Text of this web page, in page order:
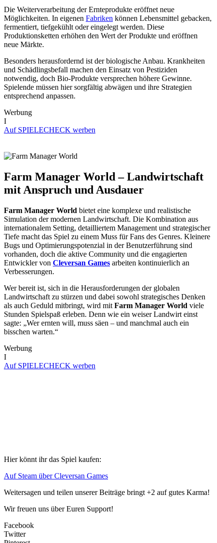
Die Weiterverarbeitung der Ernteprodukte eröffnet neue
Möglichkeiten. In eigenen Fabriken können Lebensmittel gebacken,
fermentiert, tiefgekühlt oder eingelegt werden. Diese
Produktionsketten erhöhen den Wert der Produkte und eröffnen
neue Märkte.
Besonders herausfordernd ist der biologische Anbau. Krankheiten
und Schädlingsbefall machen den Einsatz von Pestiziden
notwendig, doch Bio-Produkte versprechen höhere Gewinne.
Spielende müssen hier sorgfältig abwägen und ihre Strategien
entsprechend anpassen.
Werbung
I
Auf SPIELECHECK werben
Farm Manager World – Landwirtschaft
mit Anspruch und Ausdauer
Farm Manager World bietet eine komplexe und realistische
Simulation der modernen Landwirtschaft. Die Kombination aus
internationalem Setting, detailliertem Management und strategischer
Tiefe macht das Spiel zu einem Muss für Fans des Genres. Kleinere
Bugs und Optimierungspotenzial in der Benutzerführung sind
vorhanden, doch die aktive Community und die engagierten
Entwickler von Cleversan Games arbeiten kontinuierlich an
Verbesserungen.
Wer bereit ist, sich in die Herausforderungen der globalen
Landwirtschaft zu stürzen und dabei sowohl strategisches Denken
als auch Geduld mitbringt, wird mit Farm Manager World viele
Stunden Spielspaß erleben. Denn wie ein weiser Landwirt einst
sagte: „Wer ernten will, muss säen – und manchmal auch ein
bisschen warten.“
Werbung
I
Auf SPIELECHECK werben
Hier könnt ihr das Spiel kaufen:
Auf Steam über Cleversan Games
Weitersagen und teilen unserer Beiträge bringt +2 auf gutes Karma!
Wir freuen uns über Euren Support!
Facebook
Twitter